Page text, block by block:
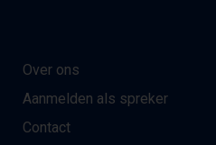
Over ons
Aanmelden als spreker
Contact